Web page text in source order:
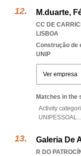
M.duarte,
CC DE
LISBOA
Construção de
UNIP
Ver empresa
Matches in the
Activity
UNIPESSOAL...
Galeria De
R DO